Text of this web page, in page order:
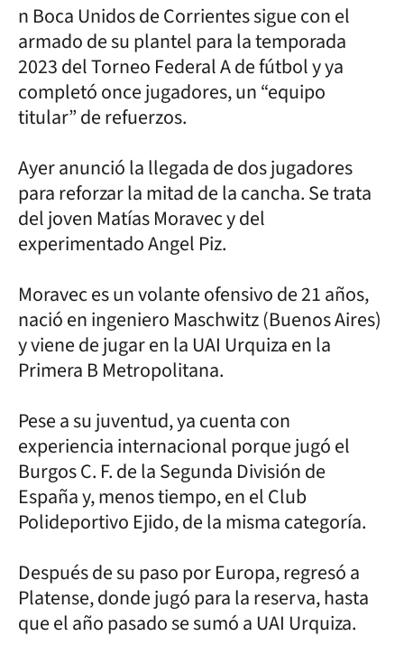
n Boca Unidos de Corrientes sigue con el
armado de su plantel para la temporada
2023 del Torneo Federal A de fútbol y ya
completó once jugadores, un “equipo
titular” de refuerzos.
Ayer anunció la llegada de dos jugadores
para reforzar la mitad de la cancha. Se trata
del joven Matías Moravec y del
experimentado Angel Piz.
Moravec es un volante ofensivo de 21 años,
nació en ingeniero Maschwitz (Buenos Aires)
y viene de jugar en la UAI Urquiza en la
Primera B Metropolitana.
Pese a su juventud, ya cuenta con
experiencia internacional porque jugó el
Burgos C. F. de la Segunda División de
España y, menos tiempo, en el Club
Polideportivo Ejido, de la misma categoría.
Después de su paso por Europa, regresó a
Platense, donde jugó para la reserva, hasta
que el año pasado se sumó a UAI Urquiza.